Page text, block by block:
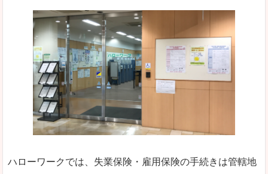
ハローワークでは、失業保険・雇用保険の手続きは管轄地